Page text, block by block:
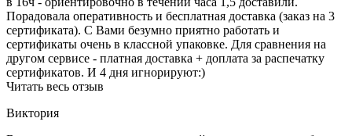
Порадовала оперативность и бесплатная доставка (заказ на 3
сертификата). С Вами безумно приятно работать и
сертификаты очень в классной упаковке. Для сравнения на
другом сервисе - платная доставка + доплата за распечатку
сертификатов. И 4 дня игнорируют:)
Читать весь отзыв
Виктория